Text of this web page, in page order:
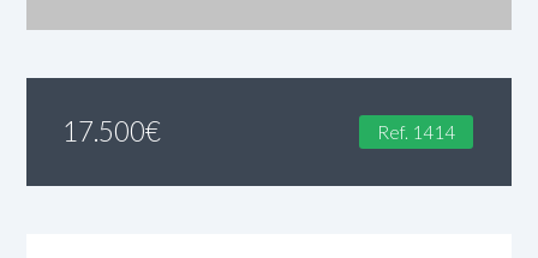
17.500€ Ref. 1414